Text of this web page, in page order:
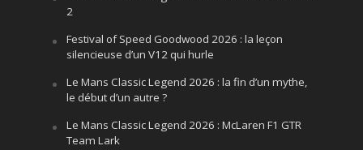
2
Festival of Speed Goodwood 2026 : la leçon
silencieuse d’un V12 qui hurle
Le Mans Classic Legend 2026 : la fin d’un mythe,
le début d’un autre ?
Le Mans Classic Legend 2026 : McLaren F1 GTR
Team Lark